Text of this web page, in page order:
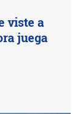
viste a
juega